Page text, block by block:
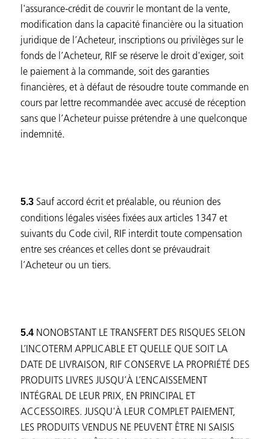
l'assurance-crédit de couvrir le montant de la vente,
modification dans la capacité financière ou la situation
juridique de l’Acheteur, inscriptions ou privilèges sur le
fonds de l’Acheteur, RIF se réserve le droit d'exiger, soit
le paiement à la commande, soit des garanties
financières, et à défaut de résoudre toute commande en
cours par lettre recommandée avec accusé de réception
sans que l’Acheteur puisse prétendre à une quelconque
indemnité.
5.3 Sauf accord écrit et préalable, ou réunion des
conditions légales visées fixées aux articles 1347 et
suivants du Code civil, RIF interdit toute compensation
entre ses créances et celles dont se prévaudrait
l’Acheteur ou un tiers.
5.4 NONOBSTANT LE TRANSFERT DES RISQUES SELON
L’INCOTERM APPLICABLE ET QUELLE QUE SOIT LA
DATE DE LIVRAISON, RIF CONSERVE LA PROPRIÉTÉ DES
PRODUITS LIVRES JUSQU’À L’ENCAISSEMENT
INTÉGRAL DE LEUR PRIX, EN PRINCIPAL ET
ACCESSOIRES. JUSQU'À LEUR COMPLET PAIEMENT,
LES PRODUITS VENDUS NE PEUVENT ÊTRE NI SAISIS